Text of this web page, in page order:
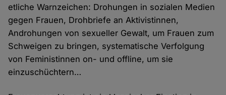
etliche Warnzeichen: Drohungen in sozialen Medien
gegen Frauen, Drohbriefe an Aktivistinnen,
Androhungen von sexueller Gewalt, um Frauen zum
Schweigen zu bringen, systematische Verfolgung
von Feministinnen on- und offline, um sie
einzuschüchtern…